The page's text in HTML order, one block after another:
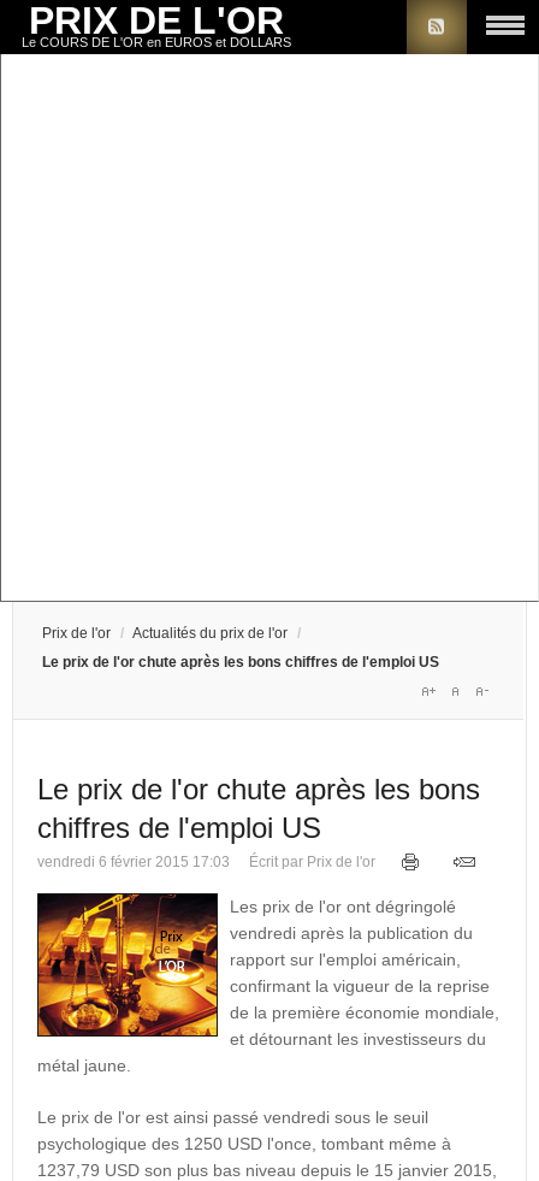
PRIX DE L'OR
Le COURS DE L'OR en EUROS et DOLLARS
Prix de l'or / Actualités du prix de l'or /
Le prix de l'or chute après les bons chiffres de l'emploi US
Le prix de l'or chute après les bons
chiffres de l'emploi US
vendredi 6 février 2015 17:03 Écrit par Prix de l'or
Les prix de l'or ont dégringolé
vendredi après la publication du
rapport sur l'emploi américain,
confirmant la vigueur de la reprise
de la première économie mondiale,
et détournant les investisseurs du
métal jaune.
Le prix de l'or est ainsi passé vendredi sous le seuil
psychologique des 1250 USD l'once, tombant même à
1237,79 USD son plus bas niveau depuis le 15 janvier 2015,